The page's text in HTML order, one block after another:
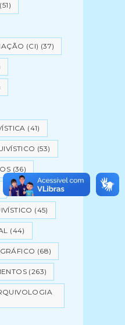
(51)
(CI) (37)
(41)
(53)
(36)
(45)
(44)
(68)
(263)